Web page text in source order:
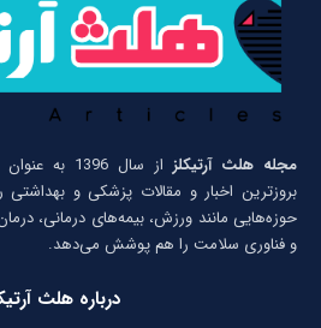
مجله هلث آرتیکلز
از سال
بروزترین اخبار و مقالات پزشکی و
حوزه‌هایی مانند ورزش، بیمه‌های درمانی،
و فناوری سلامت را هم پوشش می‌دهد.
درباره هلث